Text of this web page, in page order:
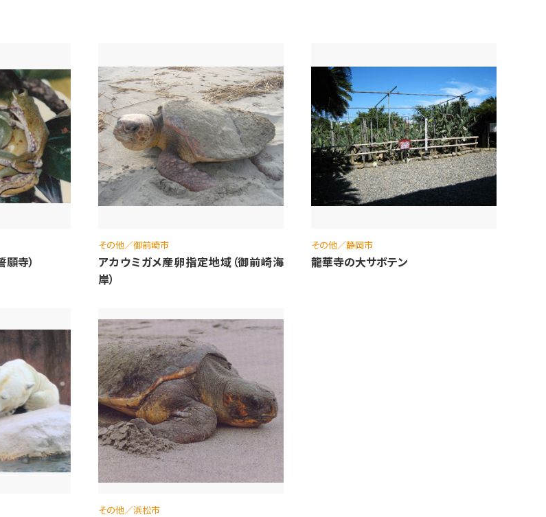
寺）
その他／御前崎市
アカウミガメ産卵指定地域（御前崎海
岸）
その他／静岡市
龍華寺の大サボテン
その他／浜松市